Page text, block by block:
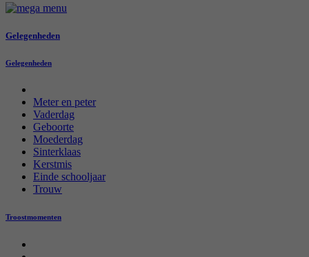
Gelegenheden
Gelegenheden
Meter en peter
Vaderdag
Geboorte
Moederdag
Sinterklaas
Kerstmis
Einde schooljaar
Trouw
Troostmomenten